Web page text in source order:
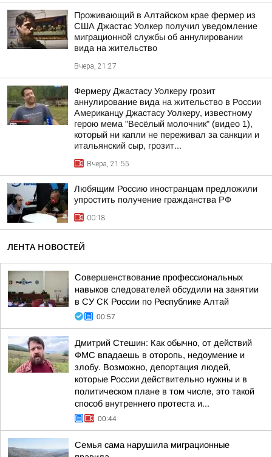
Проживающий в Алтайском крае фермер из
США Джастас Уолкер получил уведомление
миграционной службы об аннулировании
вида на жительство
Вчера, 21:27
Фермеру Джастасу Уолкеру грозит
аннулирование вида на жительство в России
Американцу Джастасу Уолкеру, известному
герою мема "Весёлый молочник" (видео 1),
который ни капли не переживал за санкции и
итальянский сыр, грозит...
Вчера, 21:55
Любящим Россию иностранцам предложили
упростить получение гражданства РФ
00:18
ЛЕНТА НОВОСТЕЙ
Совершенствование профессиональных
навыков следователей обсудили на занятии
в СУ СК России по Республике Алтай
00:57
Дмитрий Стешин: Как обычно, от действий
ФМС впадаешь в оторопь, недоумение и
злобу. Возможно, депортация людей,
которые России действительно нужны и в
политическом плане в том числе, это такой
способ внутреннего протеста и...
00:44
Семья сама нарушила миграционные